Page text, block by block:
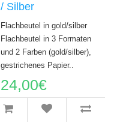
/ Silber
Flachbeutel in gold/silber
Flachbeutel in 3 Formaten
und 2 Farben (gold/silber),
gestrichenes Papier..
24,00€